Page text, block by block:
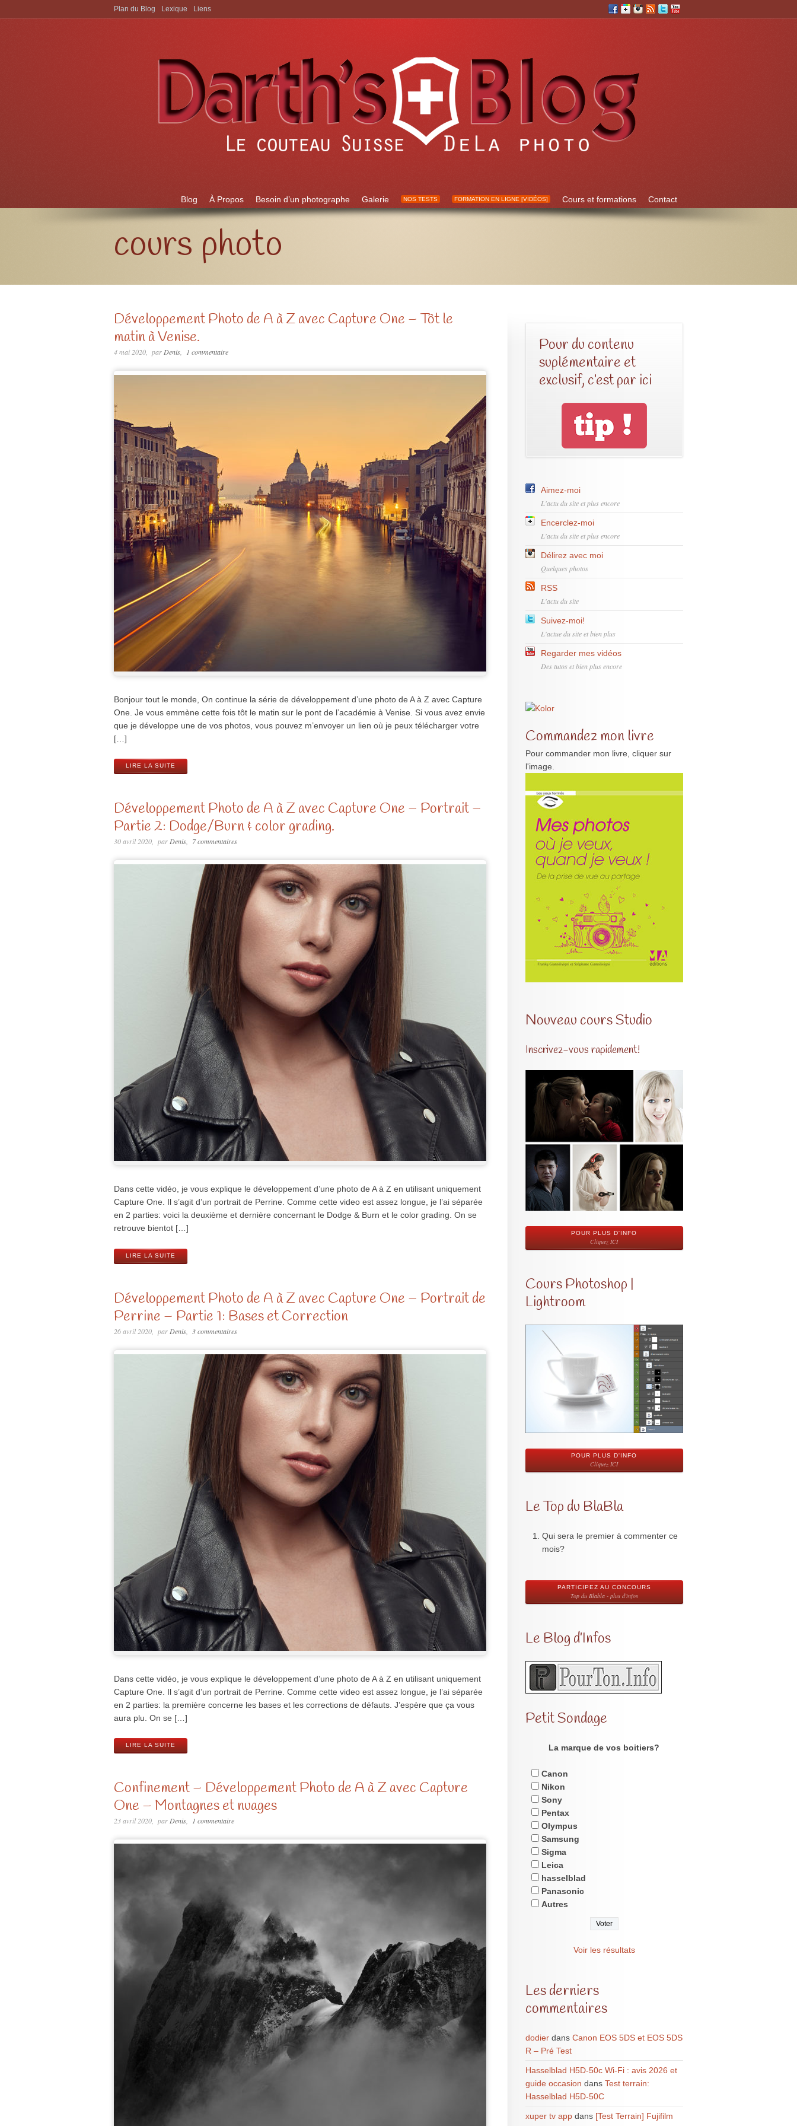
Aller à:
Blog À Propos Besoin d’un photographe Galerie NOS TESTS FORMATION EN LIGNE [VIDÉOS] Cours et formations Contact
Plan du Blog Lexique Liens
cours photo
Développement Photo de A à Z avec Capture One – Tôt le
matin à Venise.
4 mai 2020 par Denis 1 commentaire
Bonjour tout le monde, On continue la série de développement d’une photo de A à Z avec Capture
One. Je vous emmène cette fois tôt le matin sur le pont de l’académie à Venise. Si vous avez envie
que je développe une de vos photos, vous pouvez m’envoyer un lien où je peux télécharger votre
[…]
LIRE LA SUITE
Développement Photo de A à Z avec Capture One – Portrait –
Partie 2: Dodge/Burn & color grading.
30 avril 2020 parDenis 7 commentaires
Dans cette vidéo, je vous explique le développement d’une photo de A à Z en utilisant uniquement
Capture One. Il s’agit d’un portrait de Perrine. Comme cette video est assez longue, je l’ai séparée
en 2 parties: voici la deuxième et dernière concernant le Dodge & Burn et le color grading. On se
retrouve bientot […]
LIRE LA SUITE
Développement Photo de A à Z avec Capture One – Portrait de
Perrine – Partie 1: Bases et Correction
26 avril 2020 par Denis 3 commentaires
Dans cette vidéo, je vous explique le développement d’une photo de A à Z en utilisant uniquement
Capture One. Il s’agit d’un portrait de Perrine. Comme cette video est assez longue, je l’ai séparée
en 2 parties: la première concerne les bases et les corrections de défauts. J’espère que ça vous
aura plu. On se […]
LIRE LA SUITE
Confinement – Développement Photo de A à Z avec Capture
One – Montagnes et nuages
23 avril 2020 par Denis 1 commentaire
Pour du contenu
suplémentaire et
exclusif, c’est par ici
Aimez-moi
L'actu du site et plus encore
Encerclez-moi
L'actu du site et plus encore
Délirez avec moi
Quelques photos
RSS
L'actu du site
Suivez-moi!
L'actue du site et bien plus
Regarder mes vidéos
Des tutos et bien plus encore
Commandez mon livre
Pour commander mon livre, cliquer sur
l'image.
Nouveau cours Studio
Inscrivez-vous rapidement!
POUR PLUS D'INFO
Cliquez ICI
Cours Photoshop |
Lightroom
POUR PLUS D'INFO
Cliquez ICI
Le Top du BlaBla
Qui sera le premier à commenter ce
mois?
PARTICIPEZ AU CONCOURS
Top du Blabla - plus d'infos
Le Blog d’Infos
Petit Sondage
La marque de vos boitiers?
Canon
Nikon
Sony
Pentax
Olympus
Samsung
Sigma
Leica
hasselblad
Panasonic
Autres
Voir les résultats
Les derniers
commentaires
dodierdans Canon EOS 5DS et EOS 5DS
R – Pré Test
Hasselblad H5D-50c Wi-Fi : avis 2026 et
guide occasion dans Test terrain:
Hasselblad H5D-50C
xuper tv appdans [Test Terrain] Fujifilm